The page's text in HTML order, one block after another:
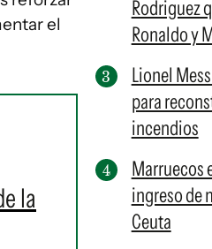
el
la
Rodriguez
Ronaldo y
Lionel
para
incendios
Marruecos
ingreso de
Ceuta